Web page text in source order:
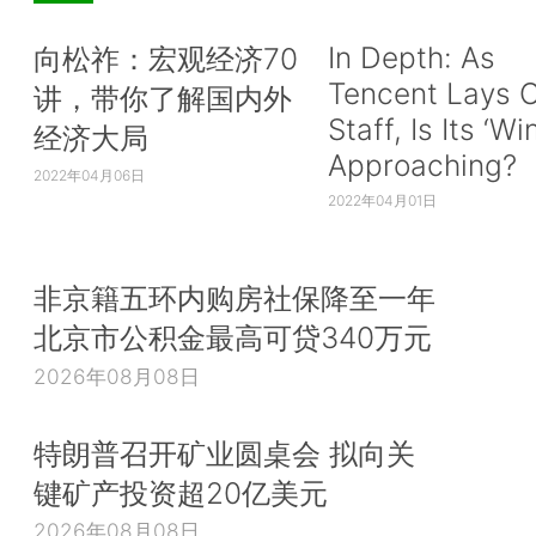
向松祚：宏观经济70
讲，带你了解国内外
经济大局
2022年04月06日
In Depth: As
Tencent Lays
Staff, Is Its
Approaching?
2022年04月01日
非京籍五环内购房社保降至一年
北京市公积金最高可贷340万元
2026年08月08日
特朗普召开矿业圆桌会 拟向关
键矿产投资超20亿美元
2026年08月08日